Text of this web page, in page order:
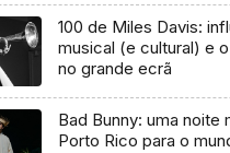
100 de Miles Davis:
musical (e cultural) e
no grande ecrã
Bad Bunny: uma noite
Porto Rico para o